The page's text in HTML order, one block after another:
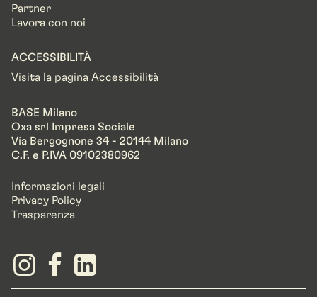
Partner
Lavora con noi
ACCESSIBILITÀ
Visita la pagina Accessibilità
BASE Milano
Oxa srl Impresa Sociale
Via Bergognone 34 - 20144 Milano
C.F. e P.IVA 09102380962
Informazioni legali
Privacy Policy
Trasparenza